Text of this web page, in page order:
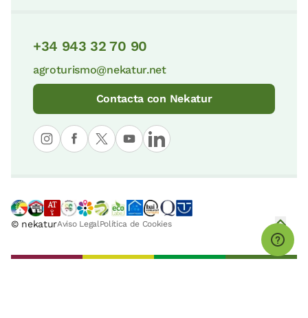
+34 943 32 70 90
agroturismo@nekatur.net
Contacta con Nekatur
© nekaturAviso LegalPolítica de Cookies